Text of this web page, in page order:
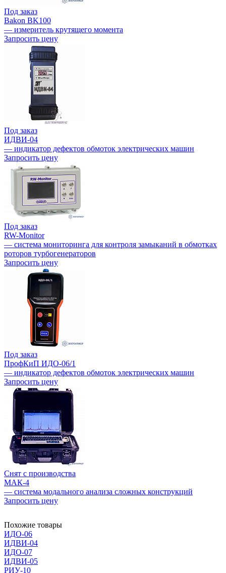
Под заказ
Bakon BK100
— измеритель крутящего момента
Запросить цену
Под заказ
ИДВИ-04
— индикатор дефектов обмоток электрических машин
Запросить цену
Под заказ
RW-Monitor
— система мониторинга для контроля замыканий в обмотках
роторов турбогенераторов
Запросить цену
Под заказ
ПрофКиП ИДО-06/1
— индикатор дефектов обмоток электрических машин
Запросить цену
Снят с производства
МАК-4
— система модального анализа сложных конструкций
Запросить цену
Похожие товары
ИДО-06
ИДВИ-04
ИДО-07
ИДВИ-05
РИУ-10